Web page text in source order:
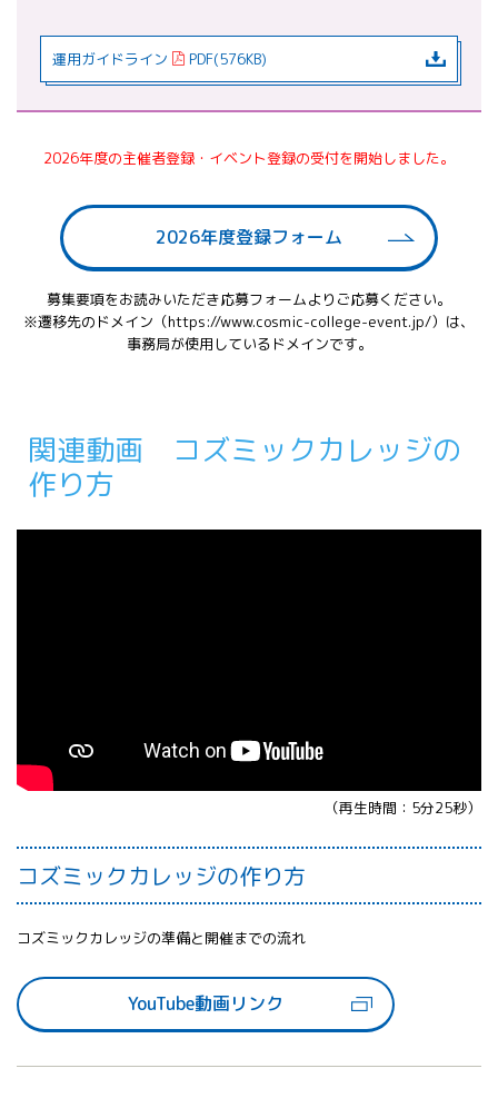
運用ガイドライン PDF(576KB)
2026年度の主催者登録・イベント登録の受付を開始しました。
2026年度登録フォーム
募集要項をお読みいただき応募フォームよりご応募ください。
※遷移先のドメイン（https://www.cosmic-college-event.jp/）は、
事務局が使用しているドメインです。
関連動画 コズミックカレッジの
作り方
（再生時間：5分25秒）
コズミックカレッジの作り方
コズミックカレッジの準備と開催までの流れ
YouTube動画リンク